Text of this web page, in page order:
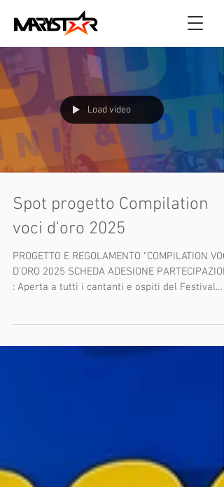
Load video
Spot progetto Compilation
voci d'oro 2025
PROGETTO E REGOLAMENTO “COMPILATION VOCI
D’ORO 2025 SCHEDA ADESIONE
: Aperta a tutti i cantanti e ospiti del Festival